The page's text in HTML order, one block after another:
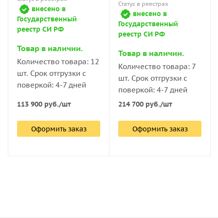
устройства или транспортного средства.
Как выбрать виброметр
При выборе измерителя вибрации эксперты компании
«Восток-7» рекомендуют учитывать:
колебаний, частоту, скорость, ускорение и т. д.
Рабочий диапазон частот. Диапазон указывается в
документации к прибору для каждого показателя
внесено в
Государственный
реестр СИ РФ
Товар в наличии.
Количество товара: 12
шт. Срок отгрузки с
поверкой: 4-7 дней
113 900 руб./шт
Оформить заказ
Статус в реестрах
внесено в
Государственный
реестр СИ РФ
Товар в наличии.
Количество товара: 7
шт. Срок отгрузки с
поверкой: 4-7 дней
214 700 руб./шт
Оформить заказ